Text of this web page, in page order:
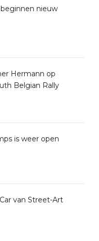
beginnen nieuw
Hermann op
Belgian Rally
is weer open
van Street-Art